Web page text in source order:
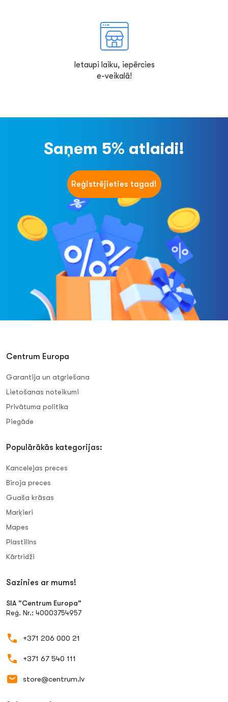
Ietaupi laiku, iepērcies
e-veikalā!
Saņem 5% atlaidi!
Reģistrējieties tagad!
Centrum Europa
Garantija un atgriešana
Lietošanas noteikumi
Privātuma politika
Piegāde
Populārākās kategorijas:
Kancelejas preces
Biroja preces
Guaša krāsas
Marķieri
Mapes
Plastilīns
Kārtridži
Sazinies ar mums!
SIA "Centrum Europa"
Reģ. Nr.: 40003754957
+371 206 000 21
+371 67 540 111
store@centrum.lv